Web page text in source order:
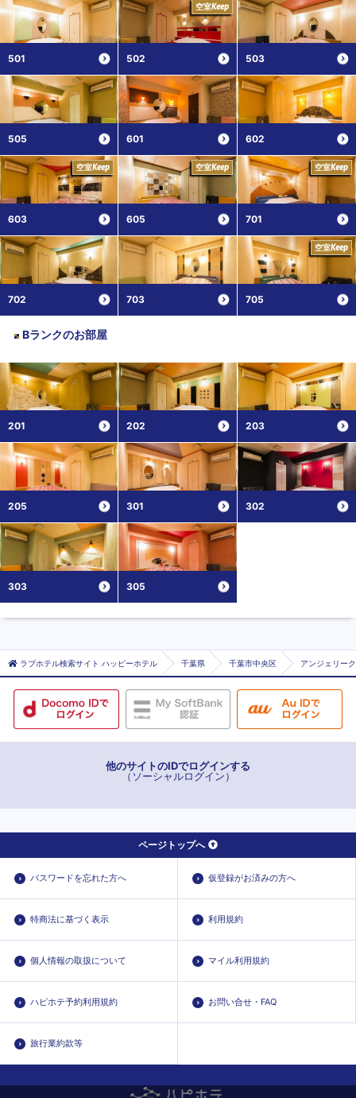
501 502
空室Keep
503
505 601 602
603
空室Keep
605
空室Keep
701
空室Keep
702 703 705
空室Keep
Bランクのお部屋
201 202 203
205 301 302
303 305
ラブホテル検索サイト ハッピーホテル 千葉県 千葉市中央区 アンジェリー
他のサイトのIDでログインする
（ソーシャルログイン）
ページトップへ
パスワードを忘れた方へ 仮登録がお済みの方へ
特商法に基づく表示 利用規約
個人情報の取扱について マイル利用規約
ハピホテ予約利用規約 お問い合せ・FAQ
旅行業約款等